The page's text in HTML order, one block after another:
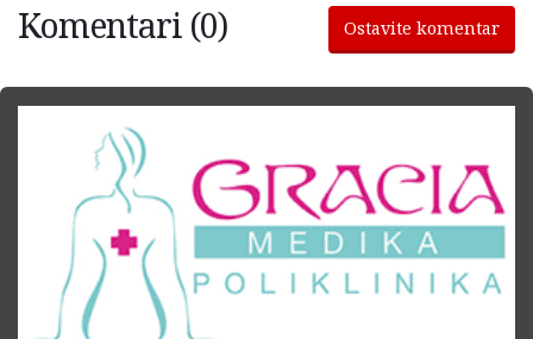
Komentari (0) Ostavite komentar